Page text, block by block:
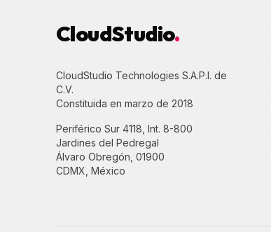
CloudStudio.
CloudStudio Technologies S.A.P.I. de
C.V.
Constituida en marzo de 2018
Periférico Sur 4118, Int. 8-800
Jardines del Pedregal
Álvaro Obregón, 01900
CDMX, México